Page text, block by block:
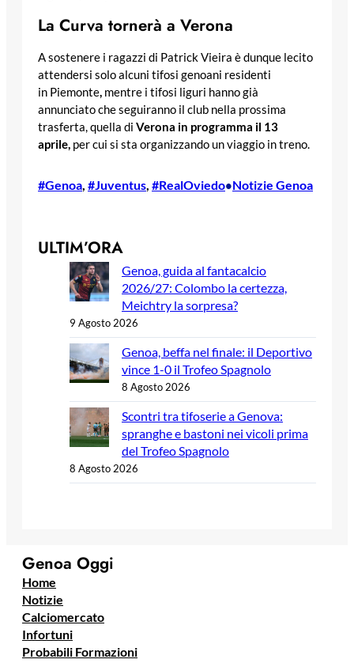
La Curva tornerà a Verona
A sostenere i ragazzi di Patrick Vieira è dunque lecito
attendersi solo alcuni tifosi genoani residenti
in Piemonte, mentre i tifosi liguri hanno già
annunciato che seguiranno il club nella prossima
trasferta, quella di Verona in programma il 13
aprile, per cui si sta organizzando un viaggio in treno.
#Genoa, #Juventus, #RealOviedo•Notizie Genoa
ULTIM’ORA
Genoa, guida al fantacalcio
2026/27: Colombo la certezza,
Meichtry la sorpresa?
9 Agosto 2026
Genoa, beffa nel finale: il Deportivo
vince 1-0 il Trofeo Spagnolo
8 Agosto 2026
Scontri tra tifoserie a Genova:
spranghe e bastoni nei vicoli prima
del Trofeo Spagnolo
8 Agosto 2026
Genoa Oggi
Home
Notizie
Calciomercato
Infortuni
Probabili Formazioni